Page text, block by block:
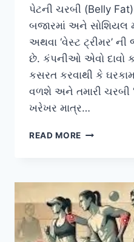
પેટની ચરબી (Belly
બજારમાં અને સોશિયલ
અથવા ‘વેસ્ટ ટ્રીમર’
છે. કંપનીઓ એવો દાવો
કસરત કરવાથી કે
વળશે અને તમારી
ખરેખર માત્ર…
READ MORE વજન
બેલ્ટ’
(SWEAT
BELT)
વાપરવા
એ